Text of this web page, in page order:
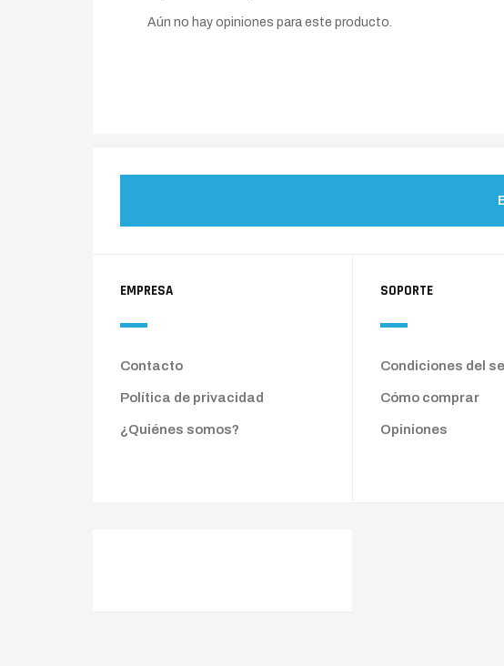
Aún no hay opiniones para este producto.
EMPRESA
Contacto
Política de privacidad
¿Quiénes somos?
SOPORTE
Condiciones del
Cómo comprar
Opiniones